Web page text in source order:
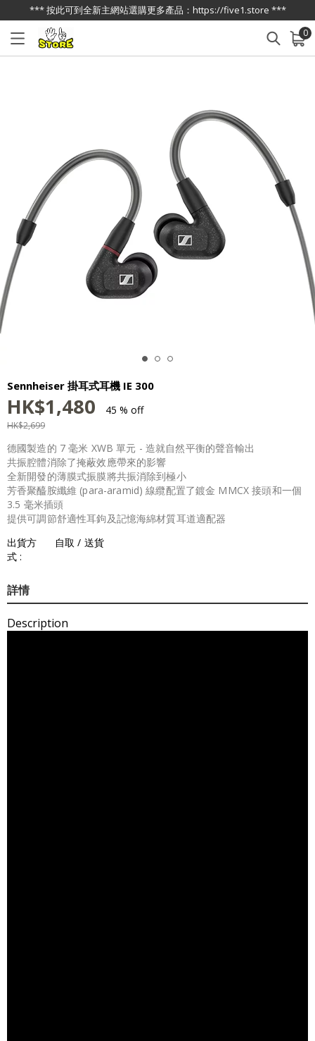
*** 按此可到全新主網站選購更多產品：https://five1.store ***
0
已加入購物車 查看
Sennheiser 掛耳式耳機 IE 300
HK$1,480 45 % off
HK$2,699
德國製造的 7 毫米 XWB 單元 - 造就自然平衡的聲音輸出
共振腔體消除了掩蔽效應帶來的影響
全新開發的薄膜式振膜將共振消除到極小
芳香聚醯胺纖維 (para-aramid) 線纜配置了鍍金 MMCX 接頭和一個
3.5 毫米插頭
提供可調節舒適性耳鉤及記憶海綿材質耳道適配器
出貨方
式 :
自取 / 送貨
詳情
Description